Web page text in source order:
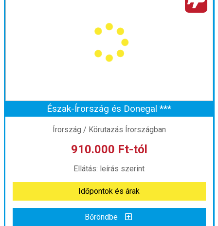
Körutazás Skóciában
Utazás módja:
Repülővel
leírás szerint
Szálláskategória:Hotel ***
Kétágyas (két különálló ágyas) szoba
Időpont: 2026-10-07 | 7 éj
már 840.000 Ft-tól
Időpontok és árak
Bőröndbe
Észak-Írország és Donegal ***
Írország / Körutazás Írországban
910.000 Ft-tól
Ellátás: leírás szerint
Időpontok és árak
Bőröndbe